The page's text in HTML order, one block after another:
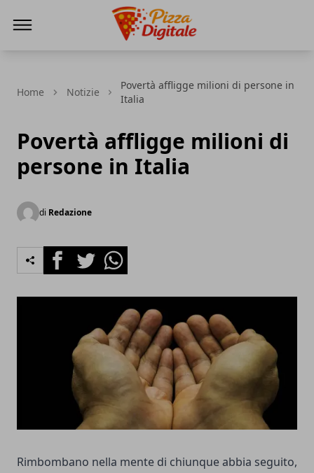
Home Notizie
Povertà affligge milioni di persone in
Italia
Povertà affligge milioni di
persone in Italia
di Redazione
FacebookTwitterWhatsapp
Rimbombano nella mente di chiunque abbia seguito,